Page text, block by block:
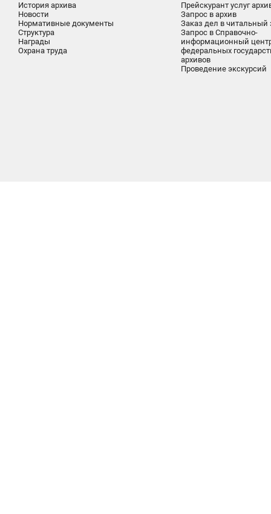
История архива
Новости
Нормативные документы
Структура
Награды
Охрана труда
Прейскурант услуг
Запрос в архив
Заказ дел в читальный
Запрос в Справочно-
информационный
федеральных
архивов
Проведение экскурсий